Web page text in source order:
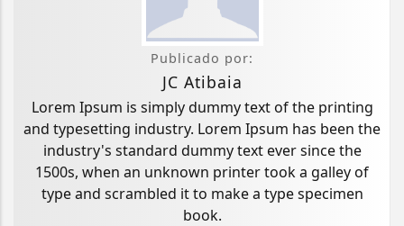
Publicado por:
JC Atibaia
Lorem Ipsum is simply dummy text of the printing
and typesetting industry. Lorem Ipsum has been the
industry's standard dummy text ever since the
1500s, when an unknown printer took a galley of
type and scrambled it to make a type specimen
book.